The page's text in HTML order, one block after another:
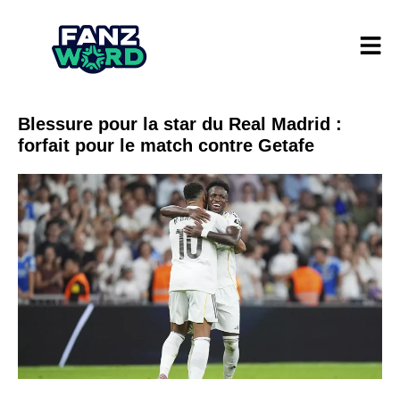
Blessure pour la star du Real Madrid :
forfait pour le match contre Getafe